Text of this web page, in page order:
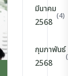
มีนาคม
2568
(4)
กุมภาพันธ์
2568